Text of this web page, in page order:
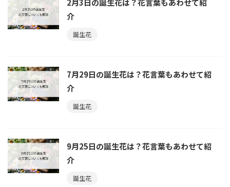
2月3日の誕生花は？花言葉もあわせて紹
介
誕生花
7月29日の誕生花は？花言葉もあわせて紹
介
誕生花
9月25日の誕生花は？花言葉もあわせて紹
介
誕生花